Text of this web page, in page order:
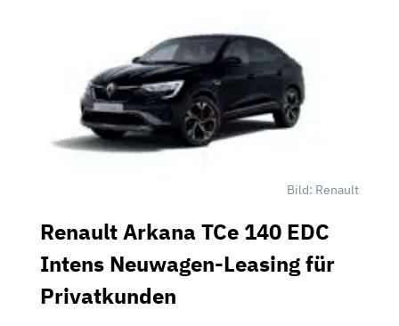
Bild: Renault
Renault Arkana TCe 140 EDC
Intens Neuwagen-Leasing für
Privatkunden